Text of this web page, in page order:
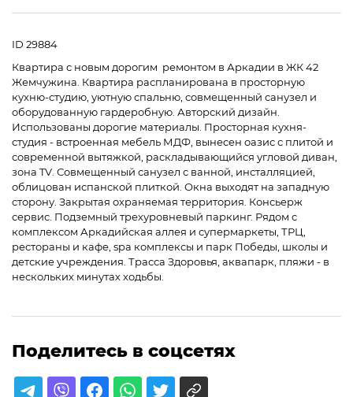
ID 29884
Квартира с новым дорогим ремонтом в Аркадии в ЖК 42
Жемчужина. Квартира распланирована в просторную
кухню-студию, уютную спальню, совмещенный санузел и
оборудованную гардеробную. Авторский дизайн.
Использованы дорогие материалы. Просторная кухня-
студия - встроенная мебель МДФ, вынесен оазис с плитой и
современной вытяжкой, раскладывающийся угловой диван,
зона TV. Совмещенный санузел с ванной, инсталляцией,
облицован испанской плиткой. Окна выходят на западную
сторону. Закрытая охраняемая территория. Консьерж
сервис. Подземный трехуровневый паркинг. Рядом с
комплексом Аркадийская аллея и супермаркеты, ТРЦ,
рестораны и кафе, spa комплексы и парк Победы, школы и
детские учреждения. Трасса Здоровья, аквапарк, пляжи - в
нескольких минутах ходьбы.
Поделитесь в соцсетях